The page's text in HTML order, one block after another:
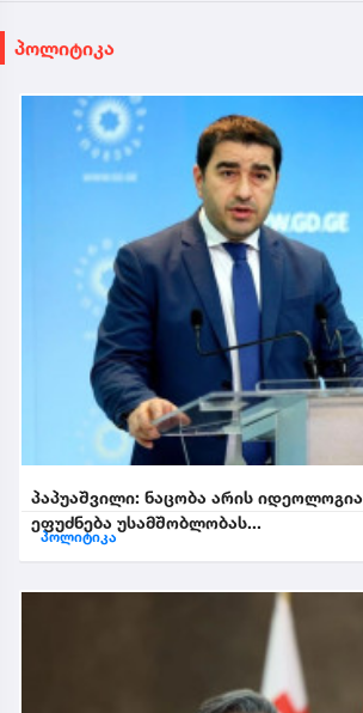
პოლიტიკა
პაპუაშვილი: ნაცობა არის
ეფუძნება უსამშობლობას...
პოლიტიკა